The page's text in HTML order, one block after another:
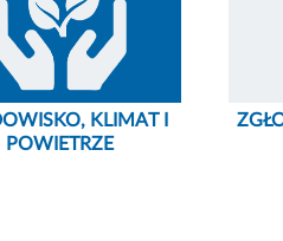
KLIMAT I
POWIETRZE